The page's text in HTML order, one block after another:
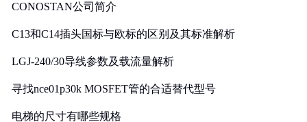
CONOSTAN公司简介
C13和C14插头国标与欧标的区别及其标准解析
LGJ-240/30导线参数及载流量解析
寻找nce01p30k MOSFET管的合适替代型号
电梯的尺寸有哪些规格